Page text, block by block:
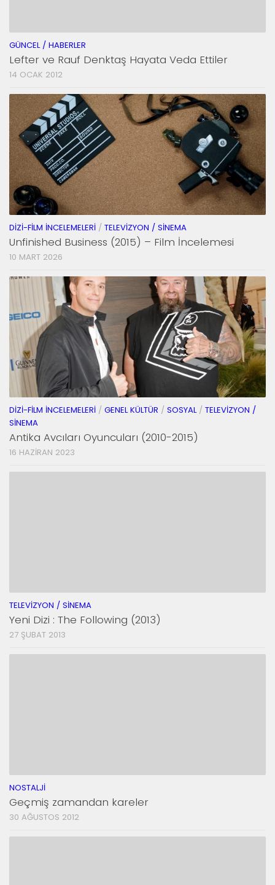
GÜNCEL / HABERLER
Lefter ve Rauf Denktaş Hayata Veda Ettiler
14 OCAK 2012
DIZI-FILM İNCELEMELERI / TELEVIZYON / SINEMA
Unfinished Business (2015) – Film İncelemesi
10 MART 2026
DIZI-FILM İNCELEMELERI / GENEL KÜLTÜR / SOSYAL/ TELEVIZYON /
SINEMA
Antika Avcıları Oyuncuları (2010-2015)
16 HAZIRAN 2023
TELEVIZYON / SINEMA
Yeni Dizi : The Following (2013)
27 ŞUBAT 2013
NOSTALJI
Geçmiş zamandan kareler
30 AĞUSTOS 2012